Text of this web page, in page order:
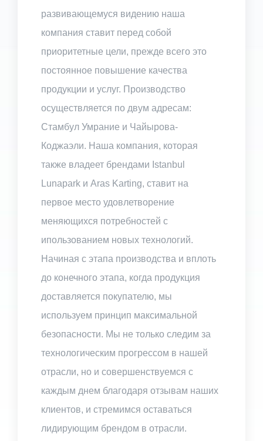
развивающемуся видению наша
компания ставит перед собой
приоритетные цели, прежде всего это
постоянное повышение качества
продукции и услуг. Производство
осуществляется по двум адресам:
Стамбул Умрание и Чайырова-
Коджаэли. Наша компания, которая
также владеет брендами Istanbul
Lunapark и Aras Karting, ставит на
первое место удовлетворение
меняющихся потребностей с
ипользованием новых технологий.
Начиная с этапа производства и вплоть
до конечного этапа, когда продукция
доставляется покупателю, мы
используем принцип максимальной
безопасности. Мы не только следим за
технологическим прогрессом в нашей
отрасли, но и совершенствуемся с
каждым днем благодаря отзывам наших
клиентов, и стремимся оставаться
лидирующим брендом в отрасли.